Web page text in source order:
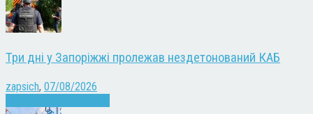
Три дні у Запоріжжі пролежав нездетонований КАБ
zapsich, 07/08/2026